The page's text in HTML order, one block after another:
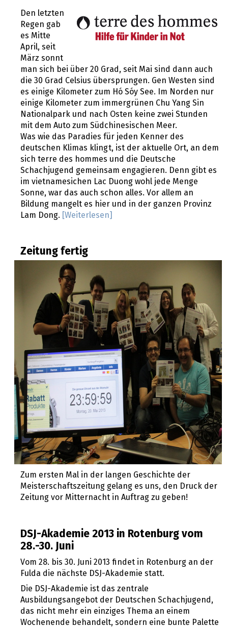
Den letzten
Regen gab
es Mitte
April, seit
März sonnt
man sich bei über 20 Grad, seit Mai sind dann auch
die 30 Grad Celsius übersprungen. Gen Westen sind
es einige Kilometer zum Hó Sóy See. Im Norden nur
einige Kilometer zum immergrünen Chu Yang Sin
Nationalpark und nach Osten keine zwei Stunden
mit dem Auto zum Südchinesischen Meer.
Was wie das Paradies für jeden Kenner des
deutschen Klimas klingt, ist der aktuelle Ort, an dem
sich terre des hommes und die Deutsche
Schachjugend gemeinsam engagieren. Denn gibt es
im vietnamesichen Lac Duong wohl jede Menge
Sonne, war das auch schon alles. Vor allem an
Bildung mangelt es hier und in der ganzen Provinz
Lam Dong.
[Weiterlesen]
Zeitung fertig
Zum ersten Mal in der langen Geschichte der
Meisterschaftszeitung gelang es uns, den Druck der
Zeitung vor Mitternacht in Auftrag zu geben!
DSJ-Akademie 2013 in Rotenburg vom
28.-30. Juni
Vom 28. bis 30. Juni 2013 findet in Rotenburg an der
Fulda die nächste DSJ-Akademie statt.
Die DSJ-Akademie ist das zentrale
Ausbildungsangebot der Deutschen Schachjugend,
das nicht mehr ein einziges Thema an einem
Wochenende behandelt, sondern eine bunte Palette